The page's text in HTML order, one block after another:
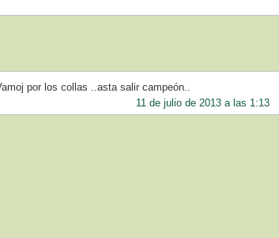
por los collas ..asta salir campeón..
11 de julio de 2013 a las 1:13